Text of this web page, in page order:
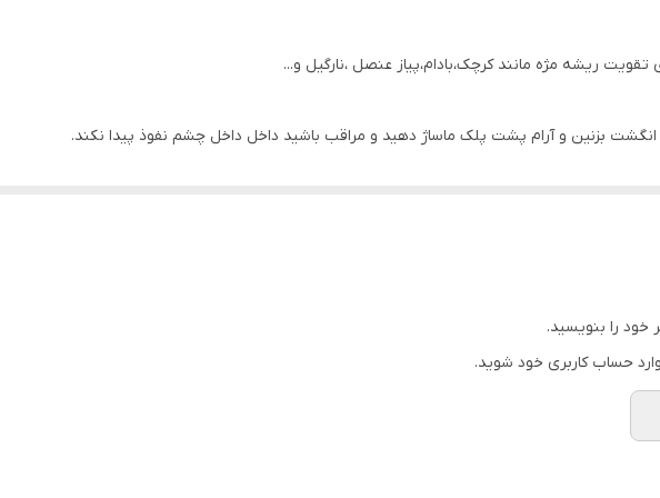
ریشه مژه مانند کرچک،بادام،پیاز عنصل ،نارگیل و...
بزنین و آرام پشت پلک ماساژ دهید و مراقب باشید داخل داخل چشم نفوذ پیدا نکند.
را بنویسید.
حساب کاربری خود شوید.